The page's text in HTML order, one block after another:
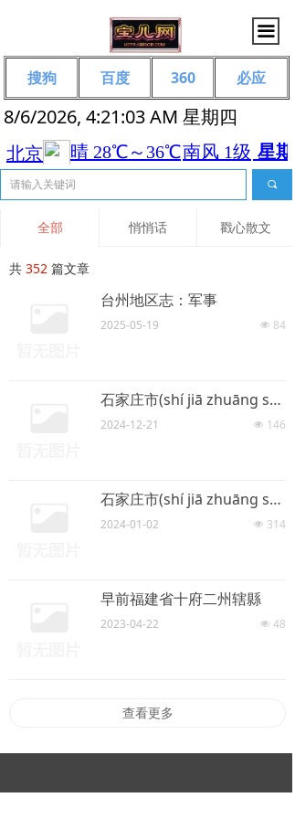
끀
8/6/2026, 4:21:03 AM 星期四
끠
搜狗 百度 360 必应
全部 悄悄话 戳心散文
共 352 篇文章
台州地区志：军事
넶 84
2025-05-19
石家庄市(shí jiā zhuāng shì)简介
넶 146
2024-12-21
石家庄市(shí jiā zhuāng shì)简介 外文名：Shijiazhuang City
넶 314
2024-01-02
早前福建省十府二州辖縣
넶 48
2023-04-22
查看更多